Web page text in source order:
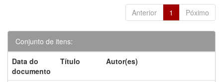
Anterior 1 Póximo
Conjunto de itens:
Data do
documento
Título Autor(es)